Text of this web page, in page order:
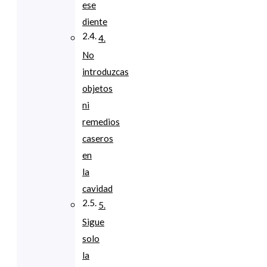
ese
diente
4.
No
introduzcas
objetos
ni
remedios
caseros
en
la
cavidad
5.
Sigue
solo
la